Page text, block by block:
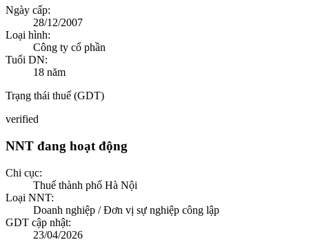
Ngày cấp:
28/12/2007
Loại hình:
Công ty cổ phần
Tuổi DN:
18 năm
Trạng thái thuế (GDT)
verified
NNT đang hoạt động
Chi cục:
Thuế thành phố Hà Nội
Loại NNT:
Doanh nghiệp / Đơn vị sự nghiệp công lập
GDT cập nhật:
23/04/2026